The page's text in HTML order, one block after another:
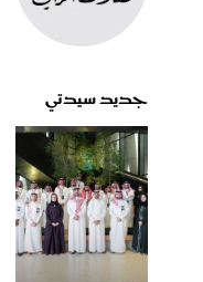
جديد سيدتي